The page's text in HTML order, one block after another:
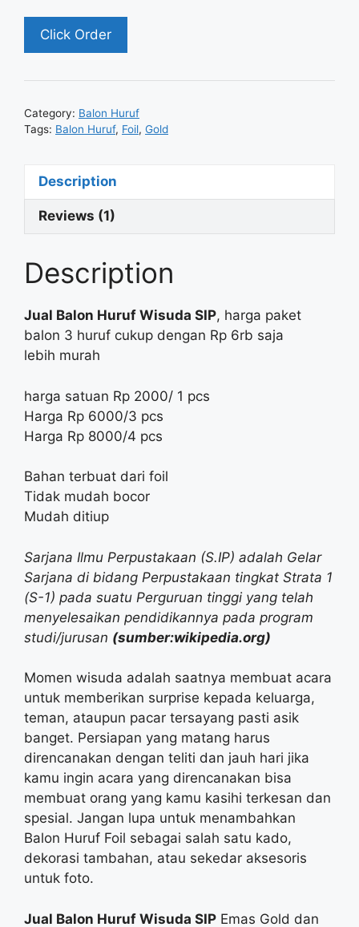
Click Order
Category: Balon Huruf
Tags: Balon Huruf, Foil, Gold
Description
Reviews (1)
Description
Jual Balon Huruf Wisuda SIP, harga paket
balon 3 huruf cukup dengan Rp 6rb saja
lebih murah
harga satuan Rp 2000/ 1 pcs
Harga Rp 6000/3 pcs
Harga Rp 8000/4 pcs
Bahan terbuat dari foil
Tidak mudah bocor
Mudah ditiup
Sarjana Ilmu Perpustakaan (S.IP) adalah Gelar
Sarjana di bidang Perpustakaan tingkat Strata 1
(S-1) pada suatu Perguruan tinggi yang telah
menyelesaikan pendidikannya pada program
studi/jurusan (sumber:wikipedia.org)
Momen wisuda adalah saatnya membuat acara
untuk memberikan surprise kepada keluarga,
teman, ataupun pacar tersayang pasti asik
banget. Persiapan yang matang harus
direncanakan dengan teliti dan jauh hari jika
kamu ingin acara yang direncanakan bisa
membuat orang yang kamu kasihi terkesan dan
spesial. Jangan lupa untuk menambahkan
Balon Huruf Foil sebagai salah satu kado,
dekorasi tambahan, atau sekedar aksesoris
untuk foto.
Jual Balon Huruf Wisuda SIP Emas Gold dan